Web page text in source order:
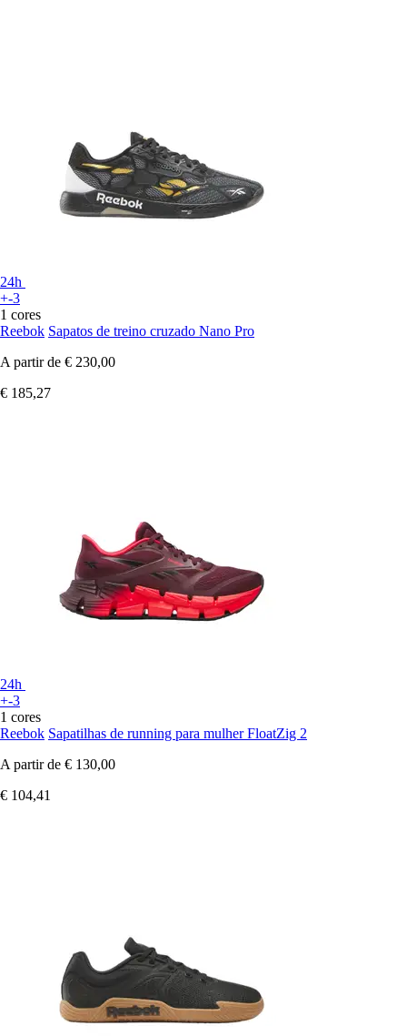
24h
+-3
1 cores
Reebok Sapatos de treino cruzado Nano Pro
A partir de € 230,00
€ 185,27
24h
+-3
1 cores
Reebok Sapatilhas de running para mulher FloatZig 2
A partir de € 130,00
€ 104,41